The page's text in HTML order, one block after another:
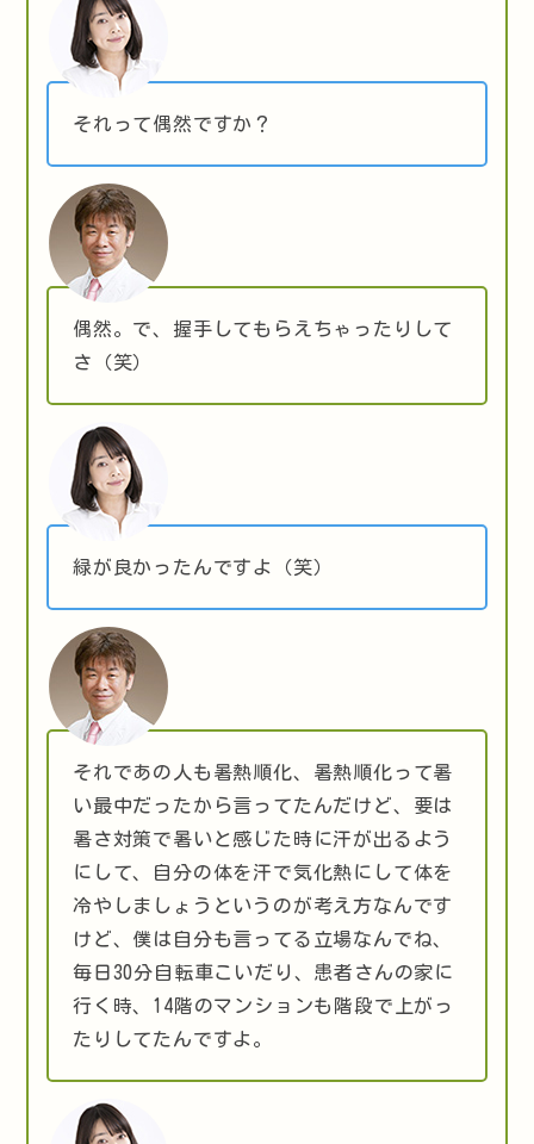
それって偶然ですか？
偶然。で、握手してもらえちゃったりして
さ（笑）
緑が良かったんですよ（笑）
それであの人も暑熱順化、暑熱順化って暑
い最中だったから言ってたんだけど、要は
暑さ対策で暑いと感じた時に汗が出るよう
にして、自分の体を汗で気化熱にして体を
冷やしましょうというのが考え方なんです
けど、僕は自分も言ってる立場なんでね、
毎日30分自転車こいだり、患者さんの家に
行く時、14階のマンションも階段で上がっ
たりしてたんですよ。